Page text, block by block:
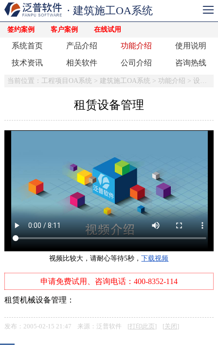
签约案例 客户案例 在线试用
· 建筑施工OA系统
系统首页 产品介绍 功能介绍 使用说明
技术资讯 相关软件 公司介绍 咨询热线
当前位置： 工程项目OA系统 > 建筑施工OA系统 > 功能介绍 > 设备管理
租赁设备管理
视频比较大，请耐心等待5秒，下载视频
申请免费试用、咨询电话：400-8352-114
租赁机械设备管理：
发布：2005-02-15 21:47 来源：泛普软件 [打印此页] [关闭 ]